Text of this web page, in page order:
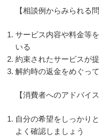
【相談例からみられる問
サービス内容や料金等
いる
約束されたサービスが
解約時の返金をめぐっ
【消費者へのアドバイス
自分の希望をしっかり
よく確認しましょう